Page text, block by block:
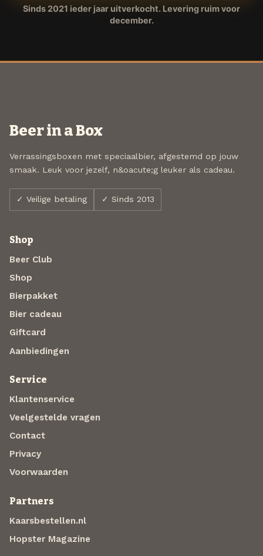
Sinds 2021 ieder jaar uitverkocht. Levering ruim voor
december.
Beer in a Box
Verrassingsboxen met speciaalbier, afgestemd op jouw
smaak. Leuk voor jezelf, n&oacute;g leuker als cadeau.
✓ Veilige betaling ✓ Sinds 2013
Shop
Beer Club
Shop
Bierpakket
Bier cadeau
Giftcard
Aanbiedingen
Service
Klantenservice
Veelgestelde vragen
Contact
Privacy
Voorwaarden
Partners
Kaarsbestellen.nl
Hopster Magazine